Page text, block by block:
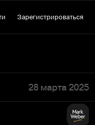
Зарегистрироваться
28 марта 2025